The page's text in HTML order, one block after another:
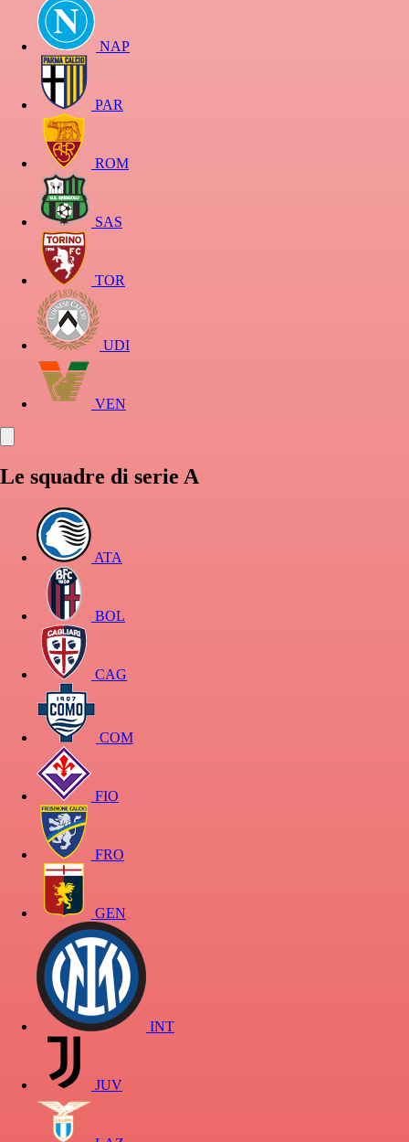
NAP
PAR
ROM
SAS
TOR
UDI
VEN
Le squadre di serie A
ATA
BOL
CAG
COM
FIO
FRO
GEN
INT
JUV